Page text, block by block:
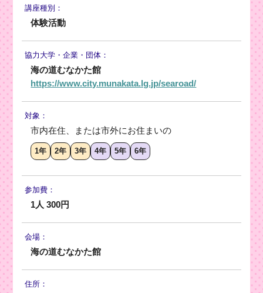
講座種別：
体験活動
協力大学・企業・団体：
海の道むなかた館
https://www.city.munakata.lg.jp/searoad/
対象：
市内在住、または市外にお住まいの
1年 2年 3年 4年 5年 6年
参加費：
1人 300円
会場：
海の道むなかた館
住所：